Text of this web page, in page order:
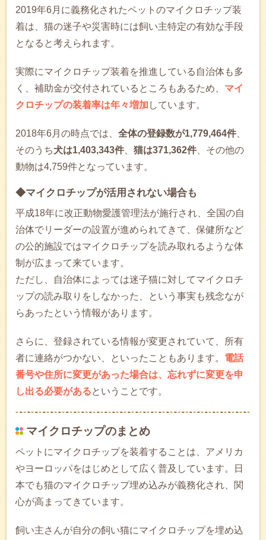
2019年6月に義務化されたペットのマイクロチップ装
着は、猫の迷子や災害時には飼い主特定の有効な手段
となると考えられます。
実際にマイクロチップ装着を推進している自治体も多
く、補助金が交付されているところもあるため、 マイ
クロチップの装着率は年々増加 しています。
2018年6月の時点では、 全体の登録数が1,779,464件
そのうち犬は1,403,343件 猫は371,362件 、その他の
動物は4,759件となっています。
◆マイクロチップが活用されない場合も
平成18年に改正動物愛護管理法が施行され、全国の自
治体でリーダーの設置が進められてきて、保健所など
の公的施設ではマイクロチップを読み取れるような体
制が広まって来ています。
ただし、自治体によっては迷子猫に対してマイクロチ
ップの読み取りをしなかった、という事実も残念なが
らあったという情報があります。
さらに、登録されている情報が変更されていて、所有
者に連絡がつかない、といったこともあります。 電話
番号や住所に変更があった場合は、忘れずに変更を申
し出る必要があるということです。
マイクロチップのまとめ
ペットにマイクロチップを装着することは、アメリカ
やヨーロッパをはじめとして広く普及しています。日
本でも猫のマイクロチップ埋め込みが義務化され、関
心が高まってきています。
飼い主さんが自分の飼い猫にマイクロチップを埋め込